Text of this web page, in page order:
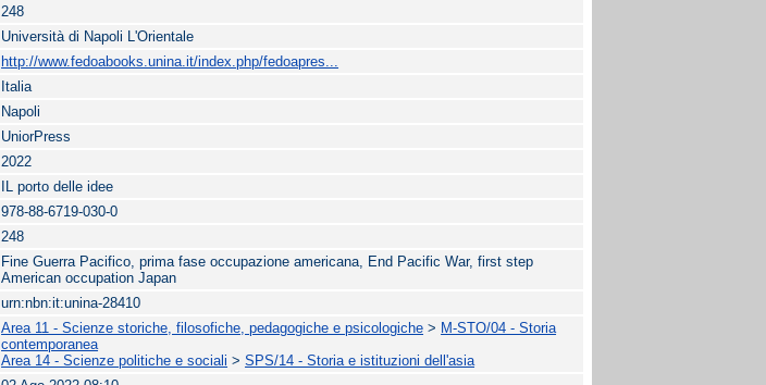
248
Università di Napoli L'Orientale
http://www.fedoabooks.unina.it/index.php/fedoapres...
Italia
Napoli
UniorPress
2022
IL porto delle idee
978-88-6719-030-0
248
Fine Guerra Pacifico, prima fase occupazione americana, End Pacific War, first step
American occupation Japan
urn:nbn:it:unina-28410
Area 11 - Scienze storiche, filosofiche, pedagogiche e psicologiche > M-STO/04 - Storia
contemporanea
Area 14 - Scienze politiche e sociali >SPS/14 - Storia e istituzioni dell'asia